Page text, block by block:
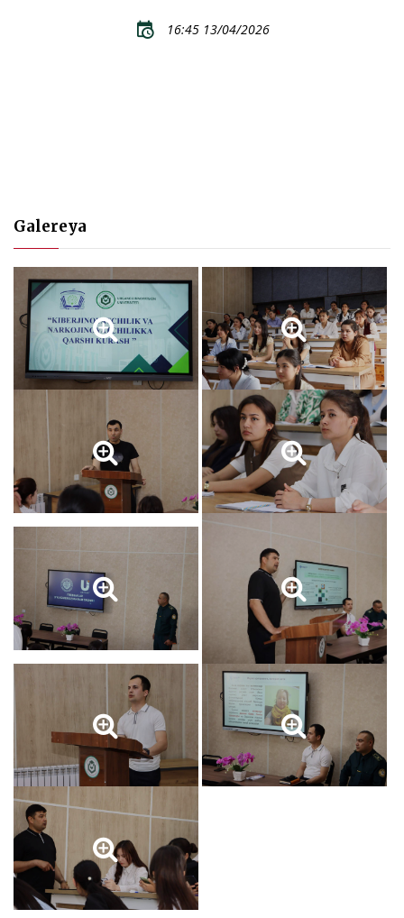
16:45 13/04/2026
Galereya